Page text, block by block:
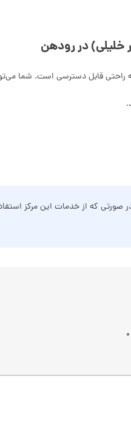
در رودهن
راحتی قابل دسترسی است. شما
صورتی که از خدمات این مرکز
*